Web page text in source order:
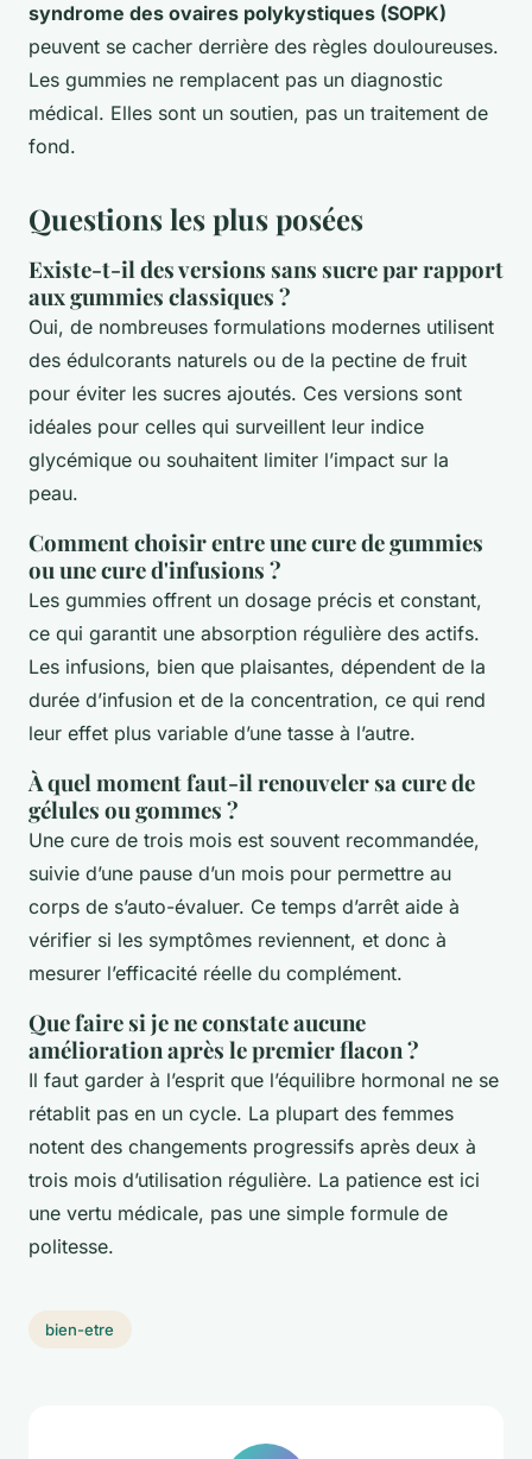
syndrome des ovaires polykystiques (SOPK)
peuvent se cacher derrière des règles douloureuses.
Les gummies ne remplacent pas un diagnostic
médical. Elles sont un soutien, pas un traitement de
fond.
Questions les plus posées
Existe-t-il des versions sans sucre par rapport
aux gummies classiques ?
Oui, de nombreuses formulations modernes utilisent
des édulcorants naturels ou de la pectine de fruit
pour éviter les sucres ajoutés. Ces versions sont
idéales pour celles qui surveillent leur indice
glycémique ou souhaitent limiter l’impact sur la
peau.
Comment choisir entre une cure de gummies
ou une cure d'infusions ?
Les gummies offrent un dosage précis et constant,
ce qui garantit une absorption régulière des actifs.
Les infusions, bien que plaisantes, dépendent de la
durée d’infusion et de la concentration, ce qui rend
leur effet plus variable d’une tasse à l’autre.
À quel moment faut-il renouveler sa cure de
gélules ou gommes ?
Une cure de trois mois est souvent recommandée,
suivie d’une pause d’un mois pour permettre au
corps de s’auto-évaluer. Ce temps d’arrêt aide à
vérifier si les symptômes reviennent, et donc à
mesurer l’efficacité réelle du complément.
Que faire si je ne constate aucune
amélioration après le premier flacon ?
Il faut garder à l’esprit que l’équilibre hormonal ne se
rétablit pas en un cycle. La plupart des femmes
notent des changements progressifs après deux à
trois mois d’utilisation régulière. La patience est ici
une vertu médicale, pas une simple formule de
politesse.
bien-etre